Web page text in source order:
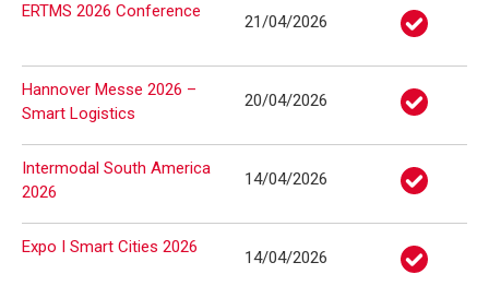
ERTMS 2026 Conference
21/04/2026
Hannover Messe 2026 –
Smart Logistics
20/04/2026
Intermodal South America
2026
14/04/2026
Expo I Smart Cities 2026
14/04/2026